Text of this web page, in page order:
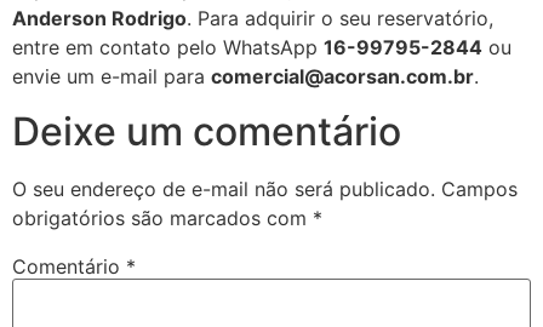
Anderson Rodrigo. Para adquirir o seu reservatório,
entre em contato pelo WhatsApp 16-99795-2844 ou
envie um e-mail para comercial@acorsan.com.br.
Deixe um comentário
O seu endereço de e-mail não será publicado. Campos
obrigatórios são marcados com *
Comentário *